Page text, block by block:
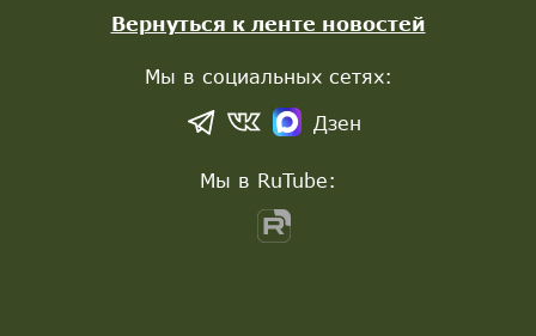
Вернуться к ленте новостей
Мы в социальных сетях:
Дзен
Мы в RuTube: